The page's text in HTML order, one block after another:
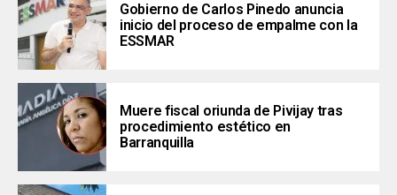
Gobierno de Carlos Pinedo anuncia
inicio del proceso de empalme con la
ESSMAR
Muere fiscal oriunda de Pivijay tras
procedimiento estético en
Barranquilla